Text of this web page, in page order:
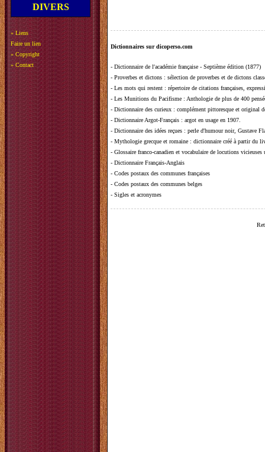
DIVERS
» Liens
Faire un lien
» Copyright
» Contact
Dictionnaires sur dicoperso.com
- Dictionnaire de l'académie française - Septième édition (1877)
- Proverbes et dictons : sélection de proverbes et de dictons
- Les mots qui restent : répertoire de citations françaises,
- Les Munitions du Pacifisme : Anthologie de plus de 400
- Dictionnaire des curieux : complément pittoresque et original
- Dictionnaire Argot-Français : argot en usage en 1907.
- Dictionnaire des idées reçues : perle d'humour noir, Gustave
- Mythologie grecque et romaine : dictionnaire créé à partir du
- Glossaire franco-canadien et vocabulaire de locutions vicieuses
- Dictionnaire Français-Anglais
- Codes postaux des communes françaises
- Codes postaux des communes belges
- Sigles et acronymes